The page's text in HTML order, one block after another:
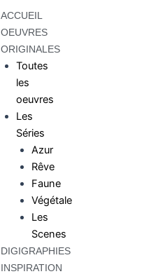
ACCUEIL
OEUVRES
ORIGINALES
Toutes
les
oeuvres
Les
Séries
Azur
Rêve
Faune
Végétale
Les
Scenes
DIGIGRAPHIES
INSPIRATION